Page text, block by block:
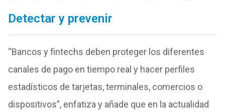
Detectar y prevenir
“Bancos y fintechs deben proteger los diferentes
canales de pago en tiempo real y hacer perfiles
estadísticos de tarjetas, terminales, comercios o
dispositivos”, enfatiza y añade que en la actualidad